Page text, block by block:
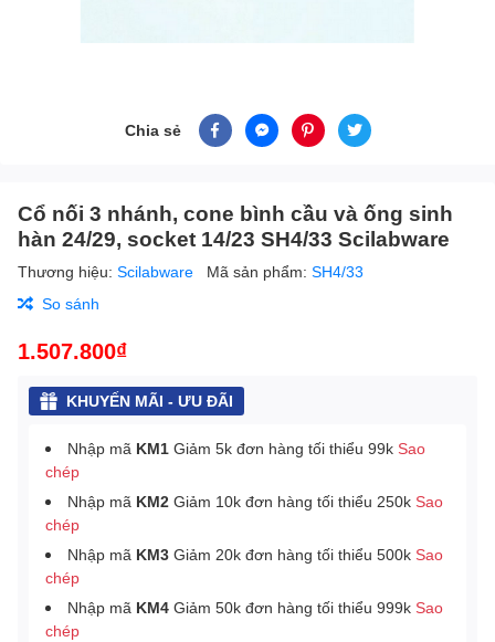
Chia sẻ
Cổ nối 3 nhánh, cone bình cầu và ống sinh
hàn 24/29, socket 14/23 SH4/33 Scilabware
Thương hiệu: Scilabware Mã sản phẩm: SH4/33
So sánh
1.507.800₫
KHUYẾN MÃI - ƯU ĐÃI
Nhập mã KM1 Giảm 5k đơn hàng tối thiểu 99k Sao
chép
Nhập mã KM2 Giảm 10k đơn hàng tối thiểu 250k Sao
chép
Nhập mã KM3 Giảm 20k đơn hàng tối thiểu 500k Sao
chép
Nhập mã KM4 Giảm 50k đơn hàng tối thiểu 999k Sao
chép